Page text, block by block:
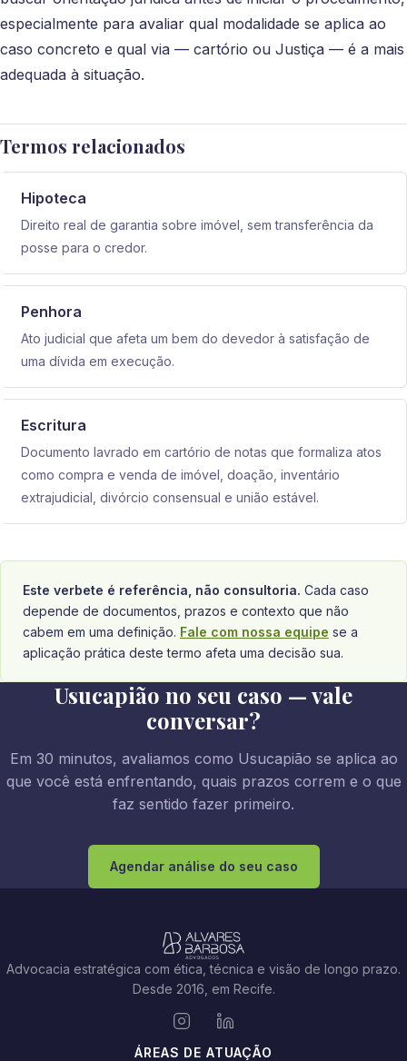
especialmente para avaliar qual modalidade se aplica ao
caso concreto e qual via — cartório ou Justiça — é a mais
adequada à situação.
Termos relacionados
Hipoteca
Direito real de garantia sobre imóvel, sem transferência da
posse para o credor.
Penhora
Ato judicial que afeta um bem do devedor à satisfação de
uma dívida em execução.
Escritura
Documento lavrado em cartório de notas que formaliza atos
como compra e venda de imóvel, doação, inventário
extrajudicial, divórcio consensual e união estável.
Este verbete é referência, não consultoria. Cada caso
depende de documentos, prazos e contexto que não
cabem em uma definição. Fale com nossa equipe se a
aplicação prática deste termo afeta uma decisão sua.
Usucapião no seu caso — vale
conversar?
Em 30 minutos, avaliamos como Usucapião se aplica ao
que você está enfrentando, quais prazos correm e o que
faz sentido fazer primeiro.
Agendar análise do seu caso
Advocacia estratégica com ética, técnica e visão de longo prazo.
Desde 2016, em Recife.
ÁREAS DE ATUAÇÃO